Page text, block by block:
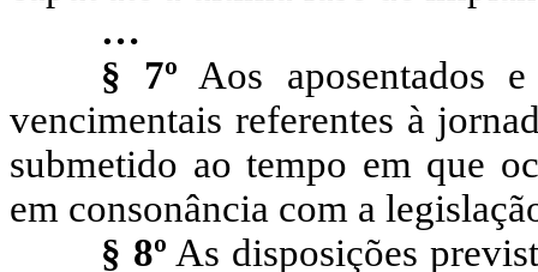
…
§ 7º Aos aposentados
vencimentais referentes à
submetido ao tempo em que
em consonância com a
§ 8º As disposições